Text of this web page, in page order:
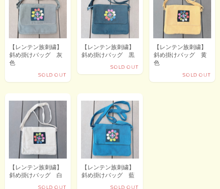
【レンテン族刺繍】
斜め掛けバッグ 灰
色
SOLD OUT
【レンテン族刺繍】
斜め掛けバッグ 黒
SOLD OUT
【レンテン族刺繍】
斜め掛けバッグ 黄
色
SOLD OUT
【レンテン族刺繍】
斜め掛けバッグ 白
SOLD OUT
【レンテン族刺繍】
斜め掛けバッグ 藍
SOLD OUT